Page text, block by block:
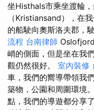
坐Histhals市乘坐渡輪
（Kristiansand），在
的船駛向奧斯洛夫郡，
流程 台南律師
峭的側面，但是坐在我
觀仍然很好。 室內裝修
車，我們的嚮導帶領我
築物，公園和周圍環境。
點，我們的導遊都分享